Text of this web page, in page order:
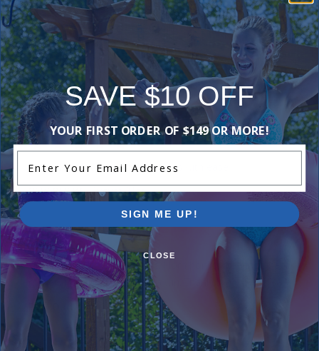
generative AI
using user
submitted
reviews.
Comments:
Grand kids love supported 34 lbs with ease
BEVERLY W- August 31st
Great quality, looks fantastic. Horn honks, steering wheel
moves, kid smiles definitely a win. Thanks!
Pool Dad
- May 30th
SAVE $10 OFF
YOUR FIRST ORDER OF $149 OR MORE!
SIGN ME UP!
CLOSE